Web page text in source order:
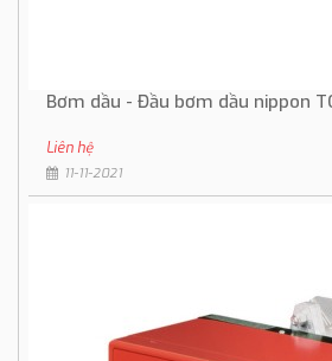
Bơm dầu - Đầu bơm dầu nippon
Liên hệ
11-11-2021